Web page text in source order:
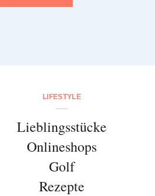
LIFESTYLE
Lieblingsstücke
Onlineshops
Golf
Rezepte